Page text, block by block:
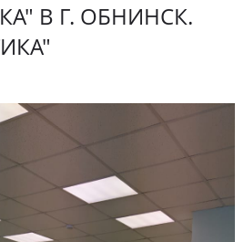
В Г. ОБНИНСК.